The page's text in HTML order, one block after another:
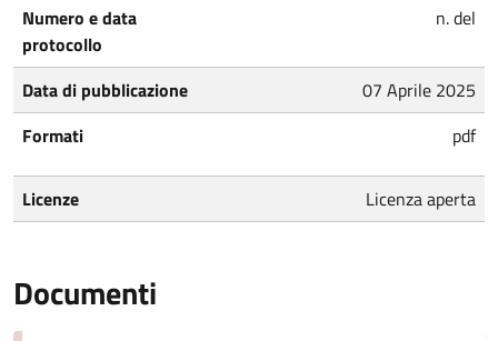
Numero e data
protocollo
n. del
Data di pubblicazione
07 Aprile 2025
Formati
pdf
Licenze Licenza aperta
Documenti